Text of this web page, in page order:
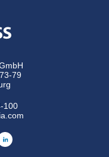
79
100